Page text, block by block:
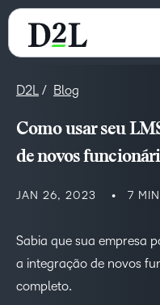
D2L Blog
Como usar seu
de novos
JAN 26, 2023 7
Sabia que sua empresa
a integração de novos
completo.